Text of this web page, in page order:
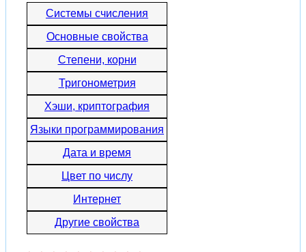
Системы счисления
Основные свойства
Степени, корни
Тригонометрия
Хэши, криптография
Языки программирования
Дата и время
Цвет по числу
Интернет
Другие свойства